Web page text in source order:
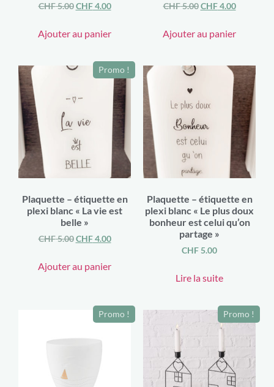
CHF5.00 CHF4.00
Ajouter au panier
CHF5.00 CHF4.00
Ajouter au panier
Promo !
Plaquette – étiquette en
plexi blanc « La vie est
belle »
CHF5.00 CHF4.00
Ajouter au panier
Plaquette – étiquette en
plexi blanc « Le plus doux
bonheur est celui qu’on
partage »
CHF 5.00
Lire la suite
Promo ! Promo !